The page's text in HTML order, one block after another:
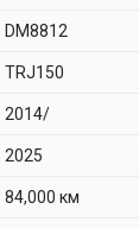
DM8812
TRJ150
2014/
2025
84,000 км